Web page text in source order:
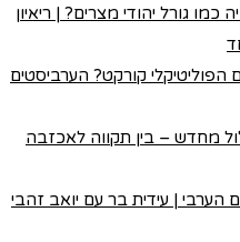
גורל יהודי מצרים? | ריאיון
קורקט? הערביסטים
מחדש – בין תקווה לאכזבה
הערבי | עידית בר עם יואב זהבי